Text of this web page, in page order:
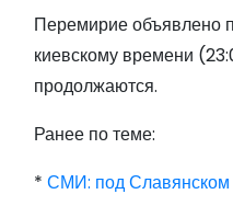
Перемирие объявлено
киевскому времени
продолжаются.
Ранее по теме:
* СМИ: под Славянском